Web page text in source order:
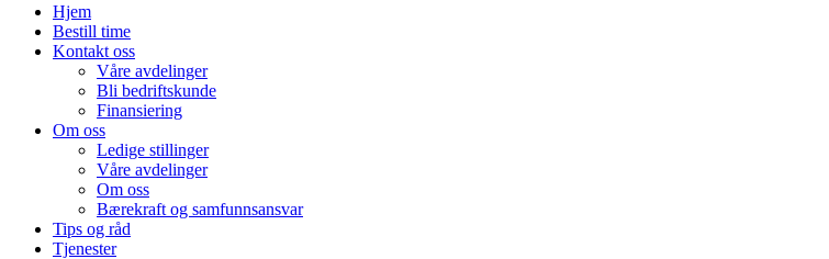
Hjem
Bestill time
Kontakt oss
Våre avdelinger
Bli bedriftskunde
Finansiering
Om oss
Ledige stillinger
Våre avdelinger
Om oss
Bærekraft og samfunnsansvar
Tips og råd
Tjenester